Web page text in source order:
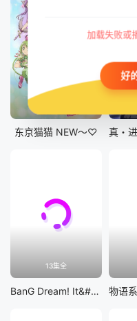
东京猫猫 NEW～♡
13集全
BanG Dream! It&#039;s MyGO!!!!!
加载失败或
好